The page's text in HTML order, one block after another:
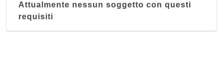
Attualmente nessun soggetto con questi
requisiti